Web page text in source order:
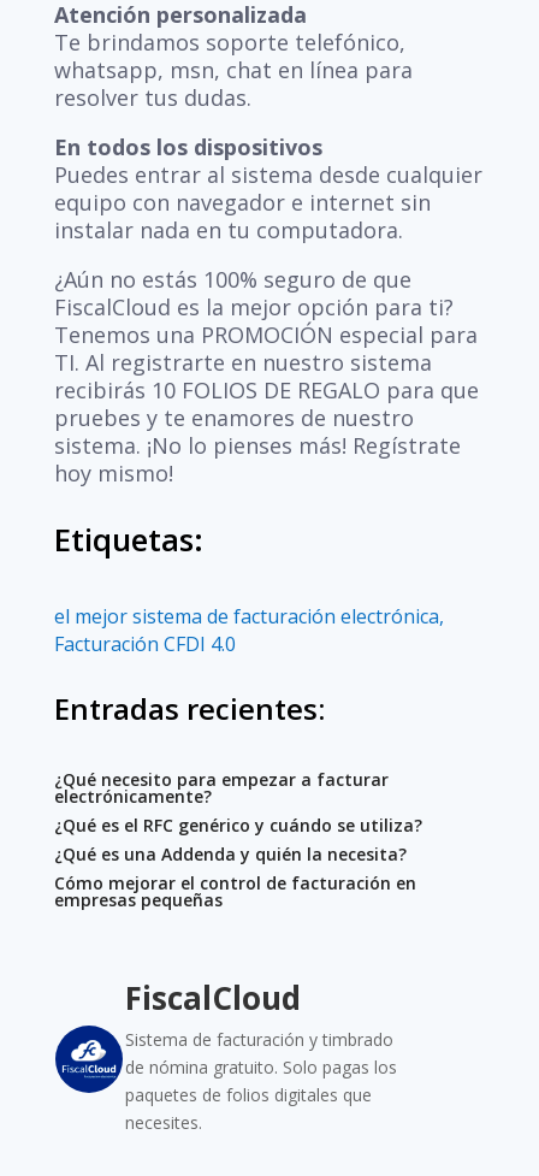
Atención personalizada
Te brindamos soporte telefónico,
whatsapp, msn, chat en línea para
resolver tus dudas.
En todos los dispositivos
Puedes entrar al sistema desde cualquier
equipo con navegador e internet sin
instalar nada en tu computadora.
¿Aún no estás 100% seguro de que
FiscalCloud es la mejor opción para ti?
Tenemos una PROMOCIÓN especial para
TI. Al registrarte en nuestro sistema
recibirás 10 FOLIOS DE REGALO para que
pruebes y te enamores de nuestro
sistema. ¡No lo pienses más! Regístrate
hoy mismo!
Etiquetas:
el mejor sistema de facturación electrónica,
Facturación CFDI 4.0
Entradas recientes:
¿Qué necesito para empezar a facturar
electrónicamente?
¿Qué es el RFC genérico y cuándo se utiliza?
¿Qué es una Addenda y quién la necesita?
Cómo mejorar el control de facturación en
empresas pequeñas
FiscalCloud
Sistema de facturación y timbrado
de nómina gratuito. Solo pagas los
paquetes de folios digitales que
necesites.